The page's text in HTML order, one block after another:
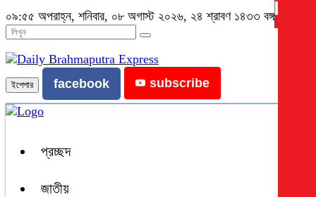
০৯:৫৫ অপরাহ্ন, শনিবার, ০৮ অগাস্ট ২০২৬, ২৪ শ্রাবণ ১৪৩৩ বঙ্গাব্দ
ইপেপার facebook subscribe
প্রচ্ছদ
জাতীয়